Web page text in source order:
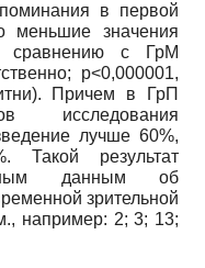
в первой
меньшие значения
сравнению с ГрМ
p<0,000001,
Причем в ГрП
исследования
лучше 60%,
результат
данным об
зрительной
например: 2; 3; 13;